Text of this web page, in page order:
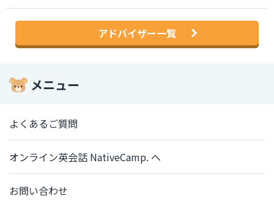
アドバイザー一覧
メニュー
よくあるご質問
オンライン英会話 NativeCamp. へ
お問い合わせ